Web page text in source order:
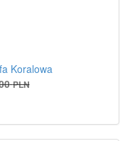
Koralowa
PLN